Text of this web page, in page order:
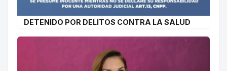
DETENIDO POR DELITOS CONTRA LA SALUD